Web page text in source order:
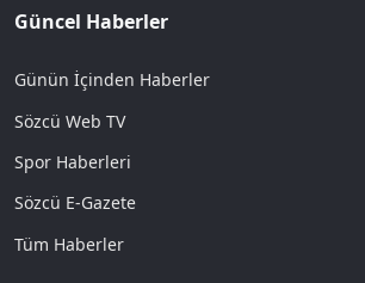
Güncel Haberler
Günün İçinden Haberler
Sözcü Web TV
Spor Haberleri
Sözcü E-Gazete
Tüm Haberler